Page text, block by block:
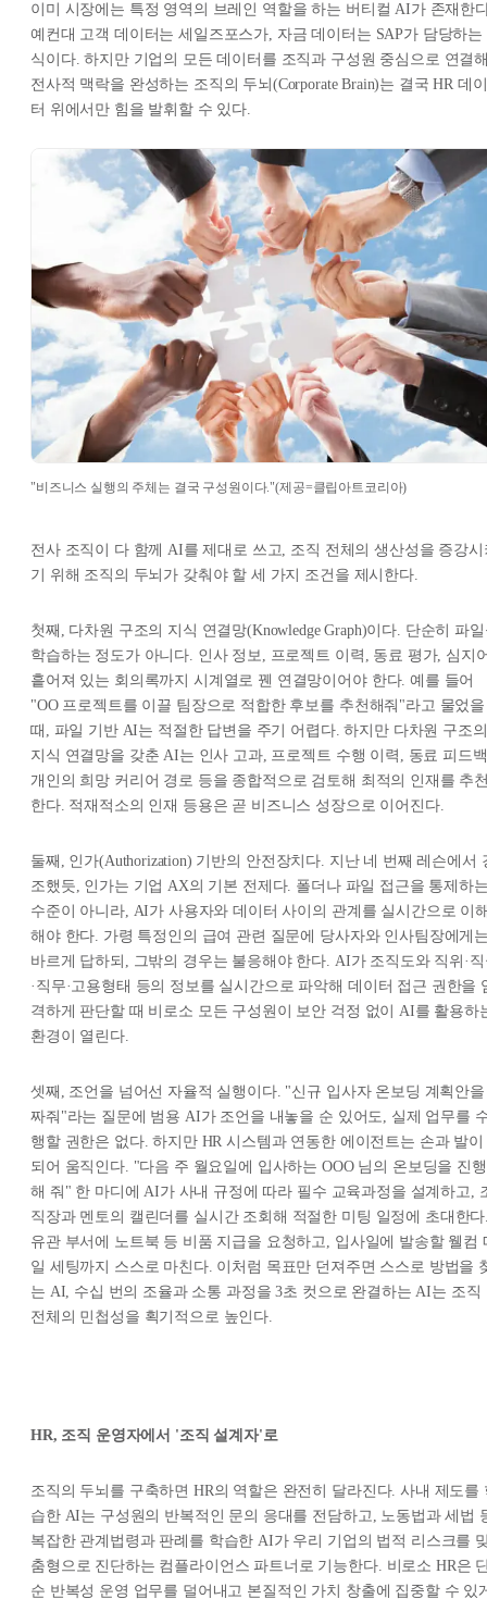
이미 시장에는 특정 영역의 브레인 역할을 하는 버티컬 AI가 존재한
예컨대 고객 데이터는 세일즈포스가, 자금 데이터는 SAP가 담당하는
식이다. 하지만 기업의 모든 데이터를 조직과 구성원 중심으로 연결
전사적 맥락을 완성하는 조직의 두뇌(Corporate Brain)는 결국 HR 데이
터 위에서만 힘을 발휘할 수 있다.
"비즈니스 실행의 주체는 결국 구성원이다."(제공=클립아트코리아)
전사 조직이 다 함께 AI를 제대로 쓰고, 조직 전체의 생산성을 증강시
기 위해 조직의 두뇌가 갖춰야 할 세 가지 조건을 제시한다.
첫째, 다차원 구조의 지식 연결망(Knowledge Graph)이다. 단순히 파
학습하는 정도가 아니다. 인사 정보, 프로젝트 이력, 동료 평가, 심지
흩어져 있는 회의록까지 시계열로 꿴 연결망이어야 한다. 예를 들어
"OO 프로젝트를 이끌 팀장으로 적합한 후보를 추천해줘"라고 물었을
때, 파일 기반 AI는 적절한 답변을 주기 어렵다. 하지만 다차원 구조의
지식 연결망을 갖춘 AI는 인사 고과, 프로젝트 수행 이력, 동료 피드
개인의 희망 커리어 경로 등을 종합적으로 검토해 최적의 인재를 추
한다. 적재적소의 인재 등용은 곧 비즈니스 성장으로 이어진다.
둘째, 인가(Authorization) 기반의 안전장치다. 지난 네 번째 레슨에서
조했듯, 인가는 기업 AX의 기본 전제다. 폴더나 파일 접근을 통제하
수준이 아니라, AI가 사용자와 데이터 사이의 관계를 실시간으로 이
해야 한다. 가령 특정인의 급여 관련 질문에 당사자와 인사팀장에게
바르게 답하되, 그밖의 경우는 불응해야 한다. AI가 조직도와 직위·
·직무·고용형태 등의 정보를 실시간으로 파악해 데이터 접근 권한을
격하게 판단할 때 비로소 모든 구성원이 보안 걱정 없이 AI를 활용하
환경이 열린다.
셋째, 조언을 넘어선 자율적 실행이다. "신규 입사자 온보딩 계획안을
짜줘"라는 질문에 범용 AI가 조언을 내놓을 순 있어도, 실제 업무를
행할 권한은 없다. 하지만 HR 시스템과 연동한 에이전트는 손과 발이
되어 움직인다. "다음 주 월요일에 입사하는 OOO 님의 온보딩을 진행
해 줘" 한 마디에 AI가 사내 규정에 따라 필수 교육과정을 설계하고,
직장과 멘토의 캘린더를 실시간 조회해 적절한 미팅 일정에 초대한
유관 부서에 노트북 등 비품 지급을 요청하고, 입사일에 발송할 웰컴
일 세팅까지 스스로 마친다. 이처럼 목표만 던져주면 스스로 방법을
는 AI, 수십 번의 조율과 소통 과정을 3초 컷으로 완결하는 AI는 조직
전체의 민첩성을 획기적으로 높인다.
HR, 조직 운영자에서 '조직 설계자'로
조직의 두뇌를 구축하면 HR의 역할은 완전히 달라진다. 사내 제도를
습한 AI는 구성원의 반복적인 문의 응대를 전담하고, 노동법과 세법
복잡한 관계법령과 판례를 학습한 AI가 우리 기업의 법적 리스크를
춤형으로 진단하는 컴플라이언스 파트너로 기능한다. 비로소 HR은
순 반복성 운영 업무를 덜어내고 본질적인 가치 창출에 집중할 수 있